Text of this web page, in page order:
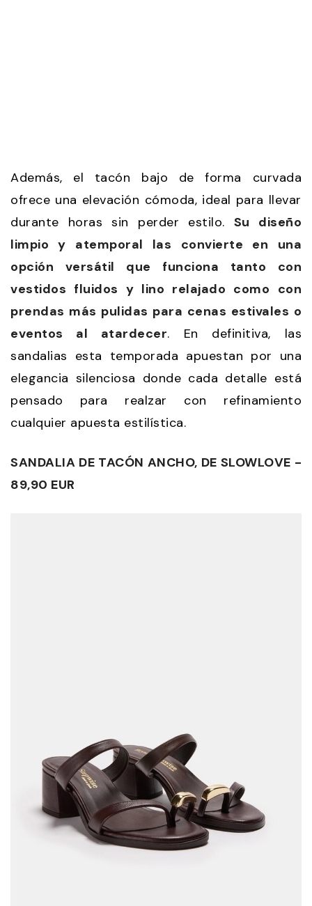
Además, el tacón bajo de forma curvada
ofrece una elevación cómoda, ideal para llevar
durante horas sin perder estilo. Su diseño
limpio y atemporal las convierte en una
opción versátil que funciona tanto con
vestidos fluidos y lino relajado como con
prendas más pulidas para cenas estivales o
eventos al atardecer. En definitiva, las
sandalias esta temporada apuestan por una
elegancia silenciosa donde cada detalle está
pensado para realzar con refinamiento
cualquier apuesta estilística.
SANDALIA DE TACÓN ANCHO, DE SLOWLOVE -
89,90 EUR